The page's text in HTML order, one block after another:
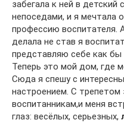
забегала к ней в детский
непоседами, и я мечтала
профессию воспитателя.
делала не став я
представляю себе как бы
Теперь это мой дом, где
Сюда я спешу с
настроением. С трепетом
воспитанникам,и меня
глаз: весёлых, серьезных,